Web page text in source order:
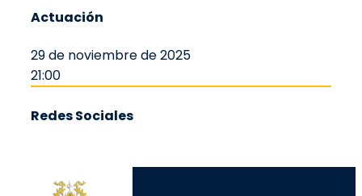
Actuación
29 de noviembre de 2025
21:00
Redes Sociales